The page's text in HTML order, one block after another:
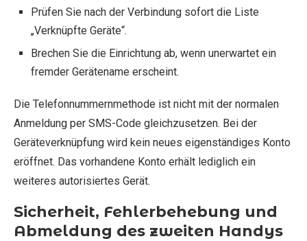
Prüfen Sie nach der Verbindung sofort die Liste
„Verknüpfte Geräte“.
Brechen Sie die Einrichtung ab, wenn unerwartet ein
fremder Gerätename erscheint.
Die Telefonnummernmethode ist nicht mit der normalen
Anmeldung per SMS-Code gleichzusetzen. Bei der
Geräteverknüpfung wird kein neues eigenständiges Konto
eröffnet. Das vorhandene Konto erhält lediglich ein
weiteres autorisiertes Gerät.
Sicherheit, Fehlerbehebung und
Abmeldung des zweiten Handys